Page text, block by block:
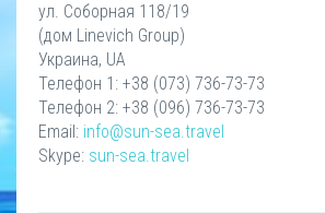
ул. Соборная 118/19
(дом Linevich Group)
Украина, UA
Телефон 1: +38 (073) 736-73-73
Телефон 2: +38 (096) 736-73-73
Email: info@sun-sea.travel
Skype: sun-sea.travel